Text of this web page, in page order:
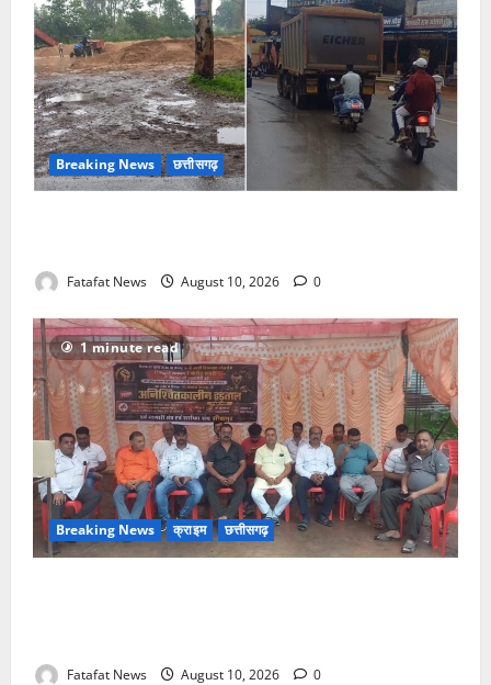
Breaking News छत्तीसगढ़
Fatafat News August 10, 2026 0
1 minute read
Breaking News क्राइम छत्तीसगढ़
Fatafat News August 10, 2026 0